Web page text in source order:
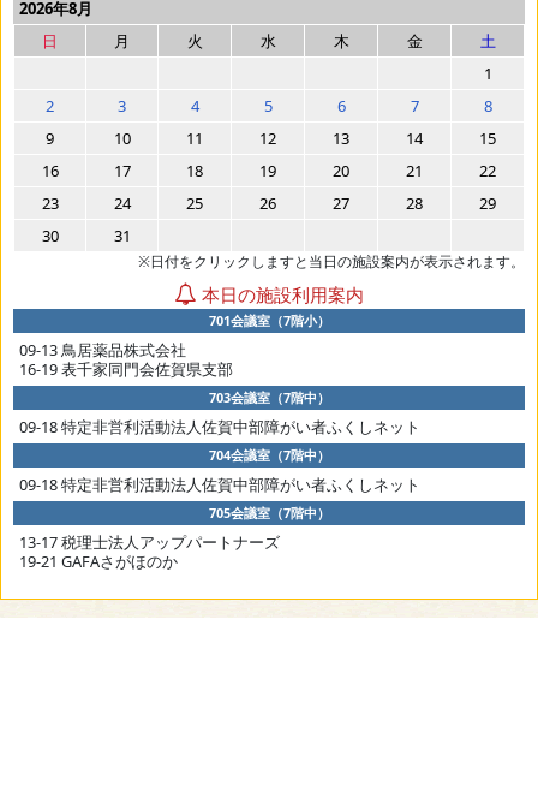
2026年8月
日
月 火 水 木 金
土
1
2
3 4 5 6 7
8
9
10 11 12 13 14
15
16
17 18 19 20 21
22
23
24 25 26 27 28
29
30
31
※日付をクリックしますと当日の施設案内が表示されます。
本日の施設利用案内
701会議室（7階小）
09-13 鳥居薬品株式会社
16-19 表千家同門会佐賀県支部
703会議室（7階中）
09-18 特定非営利活動法人佐賀中部障がい者ふくしネット
704会議室（7階中）
09-18 特定非営利活動法人佐賀中部障がい者ふくしネット
705会議室（7階中）
13-17 税理士法人アップパートナーズ
19-21 GAFAさがほのか